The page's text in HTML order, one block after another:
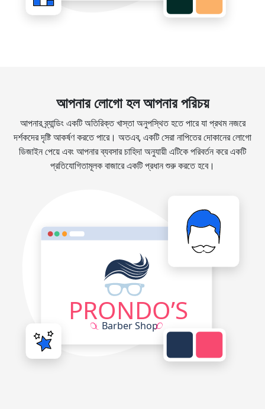
আপনার লোগো হল আপনার পরিচয়
আপনার ব্র্যান্ডিং একটি অতিরিক্ত খাস্তা অনুপস্থিত হতে পারে যা প্রথম নজরে
দর্শকদের দৃষ্টি আকর্ষণ করতে পারে। অতএব, একটি সেরা নাপিতের দোকানের লোগো
ডিজাইন পেয়ে এবং আপনার ব্যবসার চাহিদা অনুযায়ী এটিকে পরিবর্তন করে একটি
প্রতিযোগিতামূলক বাজারে একটি প্রধান শুরু করতে হবে।